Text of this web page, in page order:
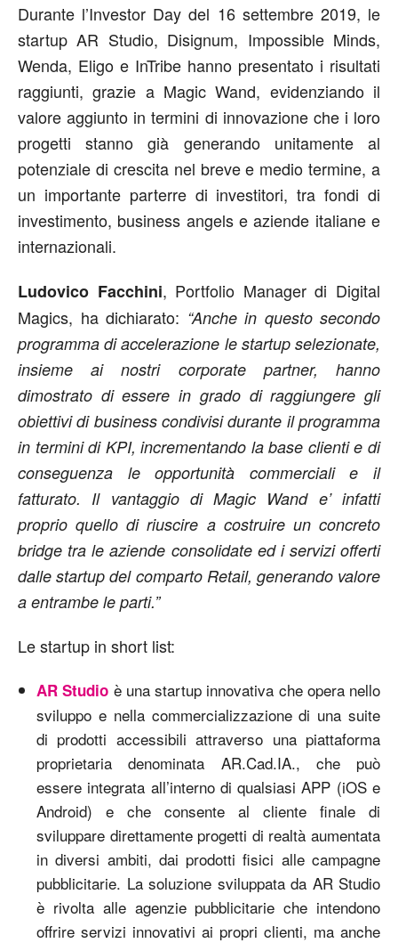
Durante l’Investor Day del 16 settembre 2019, le
startup AR Studio, Disignum, Impossible Minds,
Wenda, Eligo e InTribe hanno presentato i risultati
raggiunti, grazie a Magic Wand, evidenziando il
valore aggiunto in termini di innovazione che i loro
progetti stanno già generando unitamente al
potenziale di crescita nel breve e medio termine, a
un importante parterre di investitori, tra fondi di
investimento, business angels e aziende italiane e
internazionali.
Ludovico Facchini, Portfolio Manager di Digital
Magics, ha dichiarato: “Anche in questo secondo
programma di accelerazione le startup selezionate,
insieme ai nostri corporate partner, hanno
dimostrato di essere in grado di raggiungere gli
obiettivi di business condivisi durante il programma
in termini di KPI, incrementando la base clienti e di
conseguenza le opportunità commerciali e il
fatturato. Il vantaggio di Magic Wand e’ infatti
proprio quello di riuscire a costruire un concreto
bridge tra le aziende consolidate ed i servizi offerti
dalle startup del comparto Retail, generando valore
a entrambe le parti.”
Le startup in short list:
AR Studio è una startup innovativa che opera nello
sviluppo e nella commercializzazione di una suite
di prodotti accessibili attraverso una piattaforma
proprietaria denominata AR.Cad.IA., che può
essere integrata all’interno di qualsiasi APP (iOS e
Android) e che consente al cliente finale di
sviluppare direttamente progetti di realtà aumentata
in diversi ambiti, dai prodotti fisici alle campagne
pubblicitarie. La soluzione sviluppata da AR Studio
è rivolta alle agenzie pubblicitarie che intendono
offrire servizi innovativi ai propri clienti, ma anche